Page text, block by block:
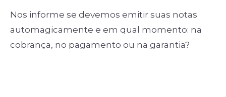
Nos informe se devemos emitir suas notas
automagicamente e em qual momento: na
cobrança, no pagamento ou na garantia?